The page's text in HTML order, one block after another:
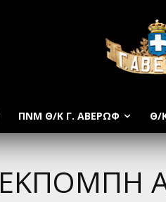
ΠΝΜ Θ/Κ Γ. ΑΒΕΡΩΦ Θ/
ΕΚΠΟΜΠΗ